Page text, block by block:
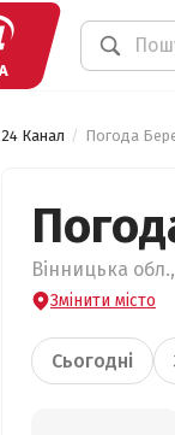
24 Канал Погода
Вінницька
Змінити місто
Сьогодні